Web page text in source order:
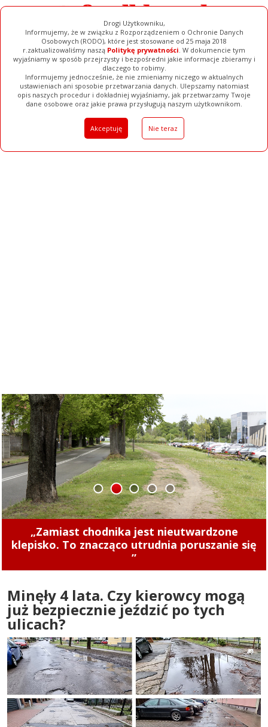
Drogi Użytkowniku,
Informujemy, że w związku z Rozporządzeniem o Ochronie Danych
Osobowych (RODO), które jest stosowane od 25 maja 2018
r.zaktualizowaliśmy naszą Politykę prywatności. W dokumencie tym
wyjaśniamy w sposób przejrzysty i bezpośredni jakie informacje zbieramy i
dlaczego to robimy.
Informujemy jednocześnie, że nie zmieniamy niczego w aktualnych
ustawieniach ani sposobie przetwarzania danych. Ulepszamy natomiast
opis naszych procedur i dokładniej wyjaśniamy, jak przetwarzamy Twoje
dane osobowe oraz jakie prawa przysługują naszym użytkownikom.
Akceptuję Nie teraz
Ogłoszenia Filmy Galerie Baza Firm Pełna Wersja
Concordia u siebie z Naki Olsztyn. Wygraj
rower!
1 2 3 4 5
Minęły 4 lata. Czy kierowcy mogą
już bezpiecznie jeździć po tych
ulicach?